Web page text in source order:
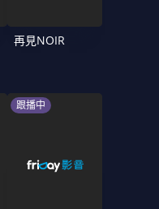
再見NOIR
跟播中